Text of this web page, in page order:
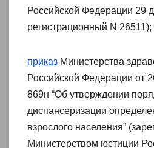
Российской Федерации 29
регистрационный N 26511);
приказ Министерства
Российской Федерации от
869н “Об утверждении
диспансеризации
взрослого населения”
Министерством юстиции